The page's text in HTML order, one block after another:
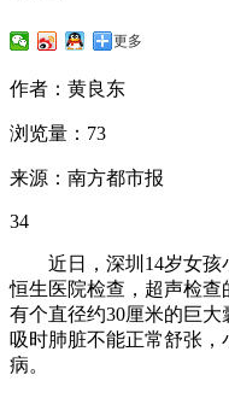
更多
作者：黄良东
浏览量：73
来源：南方都市报
34
近日，深圳14岁女孩
恒生医院检查，超声检查
有个直径约30厘米的巨
吸时肺脏不能正常舒张
病。